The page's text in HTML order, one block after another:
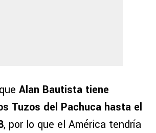
Alan Bautista tiene
Tuzos del Pachuca hasta el
, por lo que el América tendría